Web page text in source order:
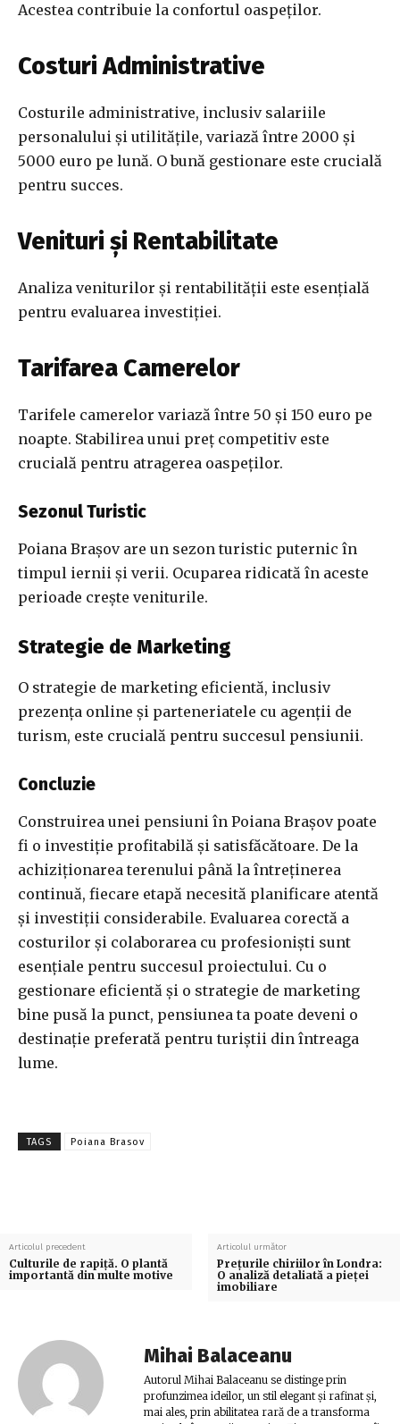
Acestea contribuie la confortul oaspeților.
Costuri Administrative
Costurile administrative, inclusiv salariile
personalului și utilitățile, variază între 2000 și
5000 euro pe lună. O bună gestionare este crucială
pentru succes.
Venituri și Rentabilitate
Analiza veniturilor și rentabilității este esențială
pentru evaluarea investiției.
Tarifarea Camerelor
Tarifele camerelor variază între 50 și 150 euro pe
noapte. Stabilirea unui preț competitiv este
crucială pentru atragerea oaspeților.
Sezonul Turistic
Poiana Brașov are un sezon turistic puternic în
timpul iernii și verii. Ocuparea ridicată în aceste
perioade crește veniturile.
Strategie de Marketing
O strategie de marketing eficientă, inclusiv
prezența online și parteneriatele cu agenții de
turism, este crucială pentru succesul pensiunii.
Concluzie
Construirea unei pensiuni în Poiana Brașov poate
fi o investiție profitabilă și satisfăcătoare. De la
achiziționarea terenului până la întreținerea
continuă, fiecare etapă necesită planificare atentă
și investiții considerabile. Evaluarea corectă a
costurilor și colaborarea cu profesioniști sunt
esențiale pentru succesul proiectului. Cu o
gestionare eficientă și o strategie de marketing
bine pusă la punct, pensiunea ta poate deveni o
destinație preferată pentru turiștii din întreaga
lume.
TAGS Poiana Brasov
Articolul precedent
Culturile de rapiță. O plantă
importantă din multe motive
Articolul următor
Prețurile chiriilor în Londra:
O analiză detaliată a pieței
imobiliare
Mihai Balaceanu
Autorul Mihai Balaceanu se distinge prin
profunzimea ideilor, un stil elegant și rafinat și,
mai ales, prin abilitatea rară de a transforma